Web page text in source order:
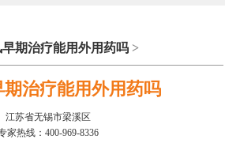
早期治疗能用外用药吗 >
期治疗能用外用药吗
江苏省无锡市梁溪区
家热线：400-969-8336